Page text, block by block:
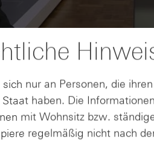
nur an Personen, die
haben. Die
mit Wohnsitz bzw.
regelmäßig nicht nach